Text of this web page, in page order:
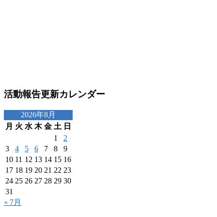
活動報告更新カレンダー
2026年8月
月 火 水 木 金 土 日
1
2
3
4 5 6 7 8
9
10 11 12 13 14 15 16
17 18 19 20 21 22 23
24 25 26 27 28 29 30
31
« 7月